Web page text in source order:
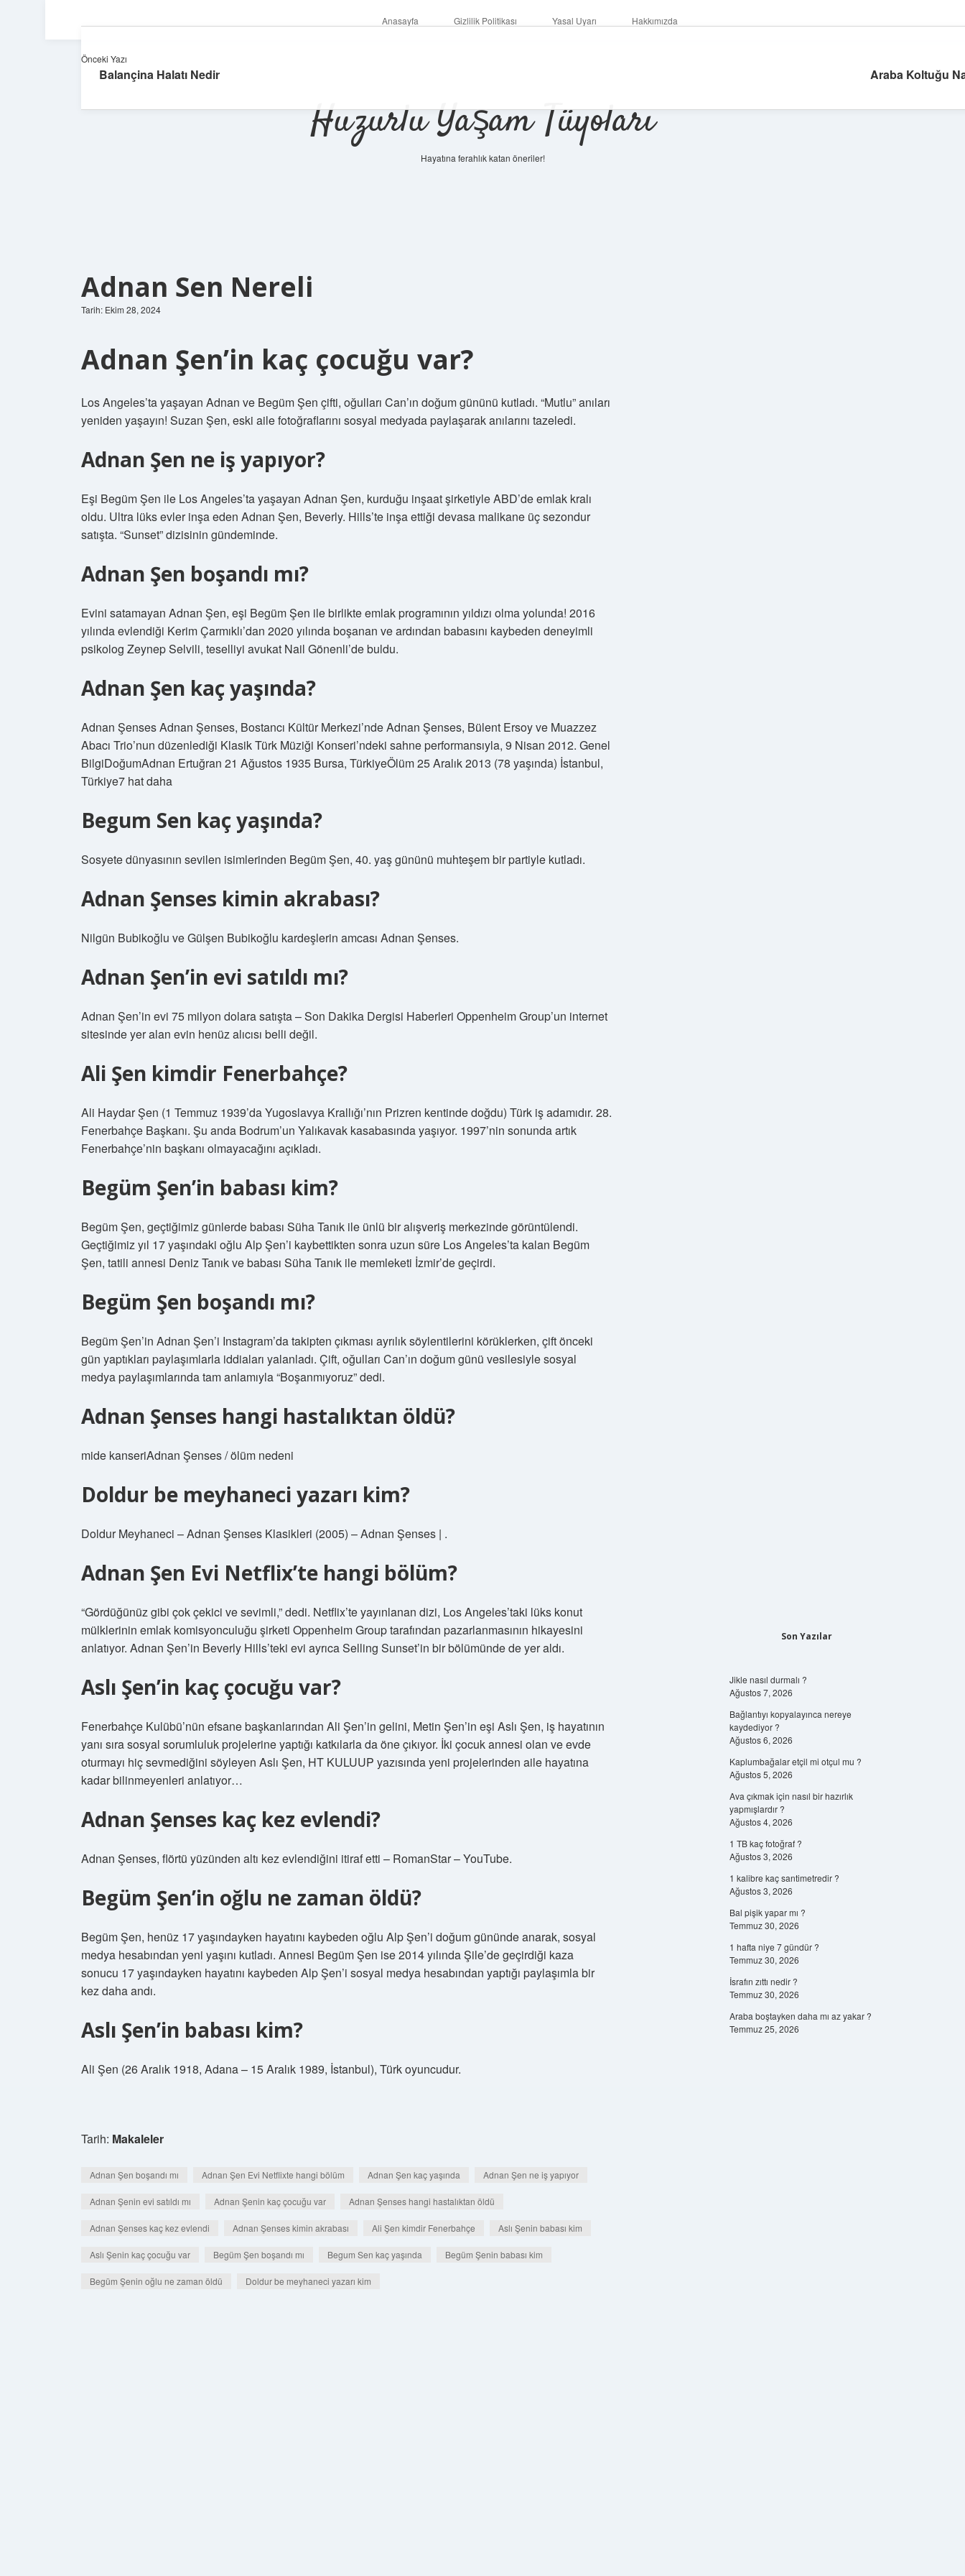
Anasayfa Gizlilik Politikası Yasal Uyarı Hakkımızda
Huzurlu Yaşam Tüyoları
Hayatına ferahlık katan öneriler!
Adnan Sen Nereli
Tarih: Ekim 28, 2024
Adnan Şen’in kaç çocuğu var?
Los Angeles’ta yaşayan Adnan ve Begüm Şen çifti, oğulları Can’ın doğum gününü kutladı. “Mutlu” anıları
yeniden yaşayın! Suzan Şen, eski aile fotoğraflarını sosyal medyada paylaşarak anılarını tazeledi.
Adnan Şen ne iş yapıyor?
Eşi Begüm Şen ile Los Angeles’ta yaşayan Adnan Şen, kurduğu inşaat şirketiyle ABD’de emlak kralı
oldu. Ultra lüks evler inşa eden Adnan Şen, Beverly. Hills’te inşa ettiği devasa malikane üç sezondur
satışta. “Sunset” dizisinin gündeminde.
Adnan Şen boşandı mı?
Evini satamayan Adnan Şen, eşi Begüm Şen ile birlikte emlak programının yıldızı olma yolunda! 2016
yılında evlendiği Kerim Çarmıklı’dan 2020 yılında boşanan ve ardından babasını kaybeden deneyimli
psikolog Zeynep Selvili, teselliyi avukat Nail Gönenli’de buldu.
Adnan Şen kaç yaşında?
Adnan Şenses Adnan Şenses, Bostancı Kültür Merkezi’nde Adnan Şenses, Bülent Ersoy ve Muazzez
Abacı Trio’nun düzenlediği Klasik Türk Müziği Konseri’ndeki sahne performansıyla, 9 Nisan 2012. Genel
BilgiDoğumAdnan Ertuğran 21 Ağustos 1935 Bursa, TürkiyeÖlüm 25 Aralık 2013 (78 yaşında) İstanbul,
Türkiye7 hat daha
Begum Sen kaç yaşında?
Sosyete dünyasının sevilen isimlerinden Begüm Şen, 40. yaş gününü muhteşem bir partiyle kutladı.
Adnan Şenses kimin akrabası?
Nilgün Bubikoğlu ve Gülşen Bubikoğlu kardeşlerin amcası Adnan Şenses.
Adnan Şen’in evi satıldı mı?
Adnan Şen’in evi 75 milyon dolara satışta – Son Dakika Dergisi Haberleri Oppenheim Group’un internet
sitesinde yer alan evin henüz alıcısı belli değil.
Ali Şen kimdir Fenerbahçe?
Ali Haydar Şen (1 Temmuz 1939’da Yugoslavya Krallığı’nın Prizren kentinde doğdu) Türk iş adamıdır. 28.
Fenerbahçe Başkanı. Şu anda Bodrum’un Yalıkavak kasabasında yaşıyor. 1997’nin sonunda artık
Fenerbahçe’nin başkanı olmayacağını açıkladı.
Begüm Şen’in babası kim?
Begüm Şen, geçtiğimiz günlerde babası Süha Tanık ile ünlü bir alışveriş merkezinde görüntülendi.
Geçtiğimiz yıl 17 yaşındaki oğlu Alp Şen’i kaybettikten sonra uzun süre Los Angeles’ta kalan Begüm
Şen, tatili annesi Deniz Tanık ve babası Süha Tanık ile memleketi İzmir’de geçirdi.
Begüm Şen boşandı mı?
Begüm Şen’in Adnan Şen’i Instagram’da takipten çıkması ayrılık söylentilerini körüklerken, çift önceki
gün yaptıkları paylaşımlarla iddiaları yalanladı. Çift, oğulları Can’ın doğum günü vesilesiyle sosyal
medya paylaşımlarında tam anlamıyla “Boşanmıyoruz” dedi.
Adnan Şenses hangi hastalıktan öldü?
mide kanseriAdnan Şenses / ölüm nedeni
Doldur be meyhaneci yazarı kim?
Doldur Meyhaneci – Adnan Şenses Klasikleri (2005) – Adnan Şenses | .
Adnan Şen Evi Netflix’te hangi bölüm?
“Gördüğünüz gibi çok çekici ve sevimli,” dedi. Netflix’te yayınlanan dizi, Los Angeles’taki lüks konut
mülklerinin emlak komisyonculuğu şirketi Oppenheim Group tarafından pazarlanmasının hikayesini
anlatıyor. Adnan Şen’in Beverly Hills’teki evi ayrıca Selling Sunset’in bir bölümünde de yer aldı.
Aslı Şen’in kaç çocuğu var?
Fenerbahçe Kulübü’nün efsane başkanlarından Ali Şen’in gelini, Metin Şen’in eşi Aslı Şen, iş hayatının
yanı sıra sosyal sorumluluk projelerine yaptığı katkılarla da öne çıkıyor. İki çocuk annesi olan ve evde
oturmayı hiç sevmediğini söyleyen Aslı Şen, HT KULUUP yazısında yeni projelerinden aile hayatına
kadar bilinmeyenleri anlatıyor…
Adnan Şenses kaç kez evlendi?
Adnan Şenses, flörtü yüzünden altı kez evlendiğini itiraf etti – RomanStar – YouTube.
Begüm Şen’in oğlu ne zaman öldü?
Begüm Şen, henüz 17 yaşındayken hayatını kaybeden oğlu Alp Şen’i doğum gününde anarak, sosyal
medya hesabından yeni yaşını kutladı. Annesi Begüm Şen ise 2014 yılında Şile’de geçirdiği kaza
sonucu 17 yaşındayken hayatını kaybeden Alp Şen’i sosyal medya hesabından yaptığı paylaşımla bir
kez daha andı.
Aslı Şen’in babası kim?
Ali Şen (26 Aralık 1918, Adana – 15 Aralık 1989, İstanbul), Türk oyuncudur.
Tarih: Makaleler
Adnan Şen boşandı mı Adnan Şen Evi Netflixte hangi bölüm Adnan Şen kaç yaşında Adnan Şen ne iş yapıyor
Adnan Şenin evi satıldı mı Adnan Şenin kaç çocuğu var Adnan Şenses hangi hastalıktan öldü
Adnan Şenses kaç kez evlendi Adnan Şenses kimin akrabası Ali Şen kimdir Fenerbahçe Aslı Şenin babası kim
Aslı Şenin kaç çocuğu var Begüm Şen boşandı mı Begum Sen kaç yaşında Begüm Şenin babası kim
Begüm Şenin oğlu ne zaman öldü Doldur be meyhaneci yazarı kim
Önceki Yazı
Balançina Halatı Nedir Araba Koltuğu
Son Yazılar
Jikle nasıl durmalı ?
Ağustos 7, 2026
Bağlantıyı kopyalayınca nereye
kaydediyor ?
Ağustos 6, 2026
Kaplumbağalar etçil mi otçul mu ?
Ağustos 5, 2026
Ava çıkmak için nasıl bir hazırlık
yapmışlardır ?
Ağustos 4, 2026
1 TB kaç fotoğraf ?
Ağustos 3, 2026
1 kalibre kaç santimetredir ?
Ağustos 3, 2026
Bal pişik yapar mı ?
Temmuz 30, 2026
1 hafta niye 7 gündür ?
Temmuz 30, 2026
İsrafın zıttı nedir ?
Temmuz 30, 2026
Araba boştayken daha mı az yakar ?
Temmuz 25, 2026